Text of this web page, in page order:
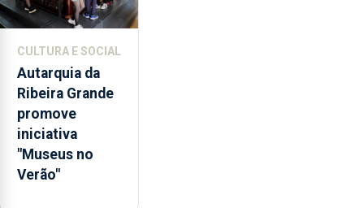
abrange
767
anunciou
o
Governo
Regional.
CULTURA E SOCIAL
Autarquia da
Ribeira Grande
promove
iniciativa
"Museus no
Verão"